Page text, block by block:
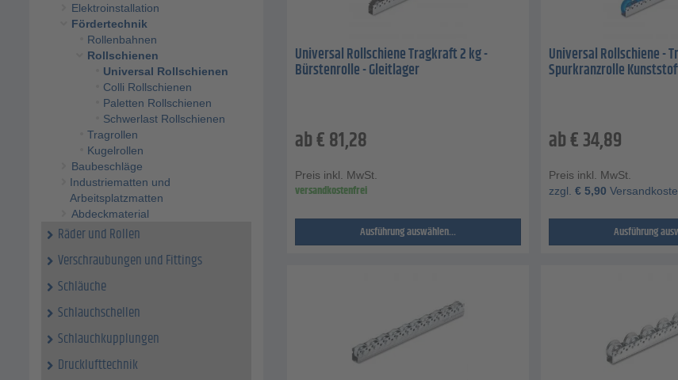
Elektroinstallation
Fördertechnik
Rollenbahnen
Rollschienen
Universal Rollschienen
Colli Rollschienen
Paletten Rollschienen
Schwerlast Rollschienen
Tragrollen
Kugelrollen
Baubeschläge
Industriematten und
Arbeitsplatzmatten
Abdeckmaterial
Räder und Rollen
Verschraubungen und Fittings
Schläuche
Schlauchschellen
Schlauchkupplungen
Drucklufttechnik
Universal Rollschiene Tragkraft 2 kg -
Bürstenrolle - Gleitlager
ab€81,28
Preis inkl. MwSt.
versandkostenfrei
Ausführung auswählen...
Universal Rollschiene -
Spurkranzrolle
ab€34,89
Preis inkl. MwSt.
zzgl. € 5,90
Ausführung